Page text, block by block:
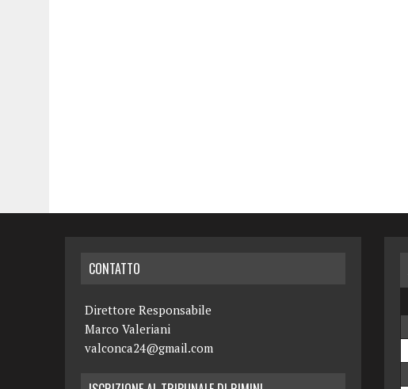
CONTATTO
Direttore Responsabile
Marco Valeriani
valconca24@gmail.com